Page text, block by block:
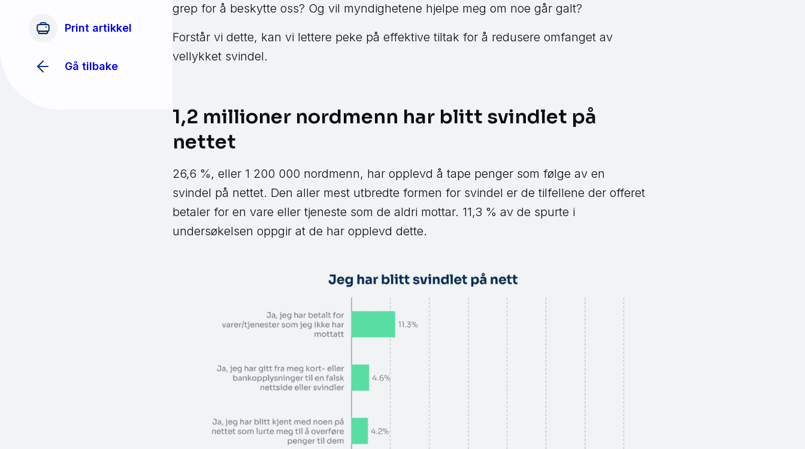
Print artikkel
Gå tilbake
grep for å beskytte oss? Og vil myndighetene hjelpe meg om noe går galt?
Forstår vi dette, kan vi lettere peke på effektive tiltak for å redusere omfanget av
vellykket svindel.
1,2 millioner nordmenn har blitt svindlet på
nettet
26,6 %, eller 1 200 000 nordmenn, har opplevd å tape penger som følge av en
svindel på nettet. Den aller mest utbredte formen for svindel er de tilfellene der offeret
betaler for en vare eller tjeneste som de aldri mottar. 11,3 % av de spurte i
undersøkelsen oppgir at de har opplevd dette.